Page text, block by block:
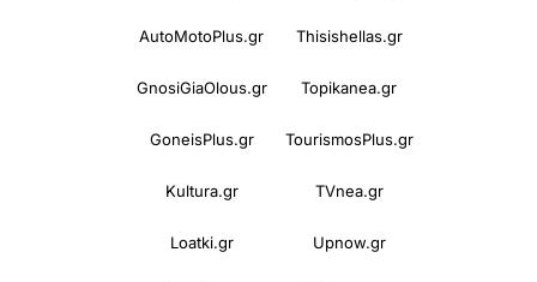
AutoMotoPlus.gr Thisishellas.gr
GnosiGiaOlous.gr Topikanea.gr
GoneisPlus.gr TourismosPlus.gr
Kultura.gr TVnea.gr
Loatki.gr Upnow.gr